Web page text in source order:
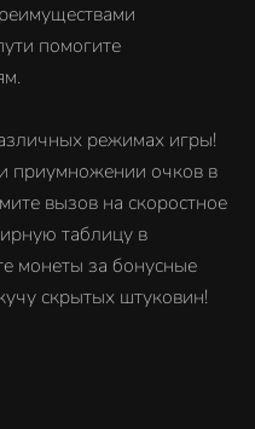
помогите
режимах игры!
приумножении очков в
вызов на скоростное
таблицу в
монеты за бонусные
скрытых штуковин!